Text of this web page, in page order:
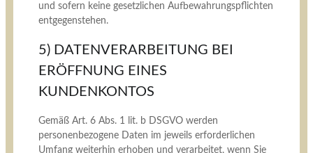
und sofern keine gesetzlichen Aufbewahrungspflichten
entgegenstehen.
5) DATENVERARBEITUNG BEI
ERÖFFNUNG EINES
KUNDENKONTOS
Gemäß Art. 6 Abs. 1 lit. b DSGVO werden
personenbezogene Daten im jeweils erforderlichen
Umfang weiterhin erhoben und verarbeitet, wenn Sie